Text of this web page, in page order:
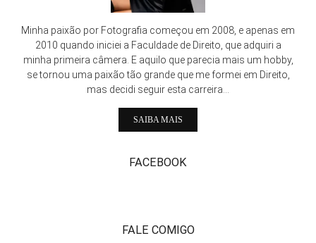
Minha paixão por Fotografia começou em 2008, e apenas em
2010 quando iniciei a Faculdade de Direito, que adquiri a
minha primeira câmera. E aquilo que parecia mais um hobby,
se tornou uma paixão tão grande que me formei em Direito,
mas decidi seguir esta carreira...
SAIBA MAIS
FACEBOOK
FALE COMIGO